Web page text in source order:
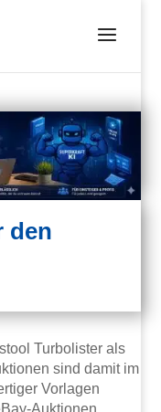
den
Turbolister als
sind damit im
Vorlagen